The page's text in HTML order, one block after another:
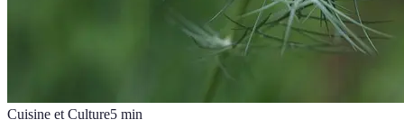
Cuisine et Culture5 min